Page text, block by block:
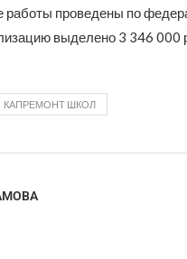
проведены по
выделено 3 346 000
КАПРЕМОНТ ШКОЛ